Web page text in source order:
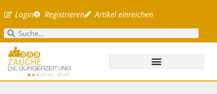
Login Registrieren Artikel einreichen